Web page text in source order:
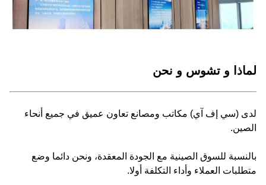
لماذا و تشوس و نحن
لدى (سي إف آي) مكاتب ومصانع تعاون عميق في جميع أنحاء
الصين.
بالنسبة للسوق الصينية مع الجودة المعقدة، ونحن دائما وضع
متطلبات العملاء وأداء التكلفة أولا.